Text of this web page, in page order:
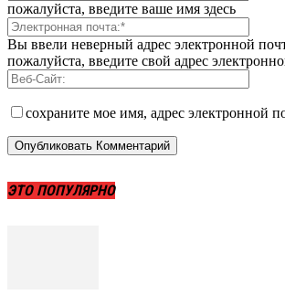
пожалуйста, введите ваше имя здесь
Вы ввели неверный адрес электронной
пожалуйста, введите свой адрес
сохраните мое имя, адрес электронной
ЭТО ПОПУЛЯРНО